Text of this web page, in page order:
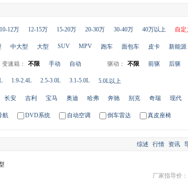
10-12万 12-15万 15-20万 20-30万 30-40万 40万以上 自定
中大型 大型 SUV MPV 跑车 面包车 皮卡 新能源
变速箱： 不限 手动 自动 驱动： 不限 前驱 后驱
1.9-2.4L 2.5-3.0L 3.1-5.0L 5.0L以上
长安 吉利 宝马 奥迪 哈弗 奔驰 别克 奇瑞 现代
航 DVD系统 自动空调 倒车雷达 真皮座椅
综述 行情 资讯
厂家指导价：